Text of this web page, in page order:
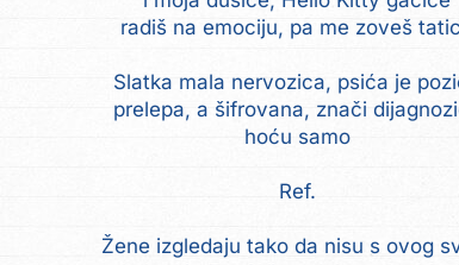
radiš na emociju, pa me zoveš
Slatka mala nervozica, psića je
prelepa, a šifrovana, znači
hoću samo
Ref.
Žene izgledaju tako da nisu s ovog